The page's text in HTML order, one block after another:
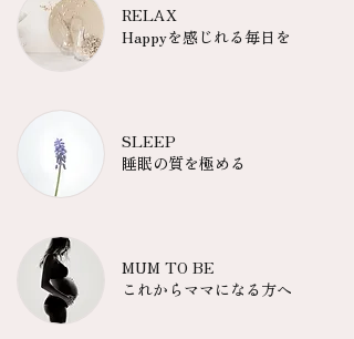
RELAX
Happyを感じれる毎日を
SLEEP
​睡眠の質を極める
MUM TO BE
​これからママになる方へ